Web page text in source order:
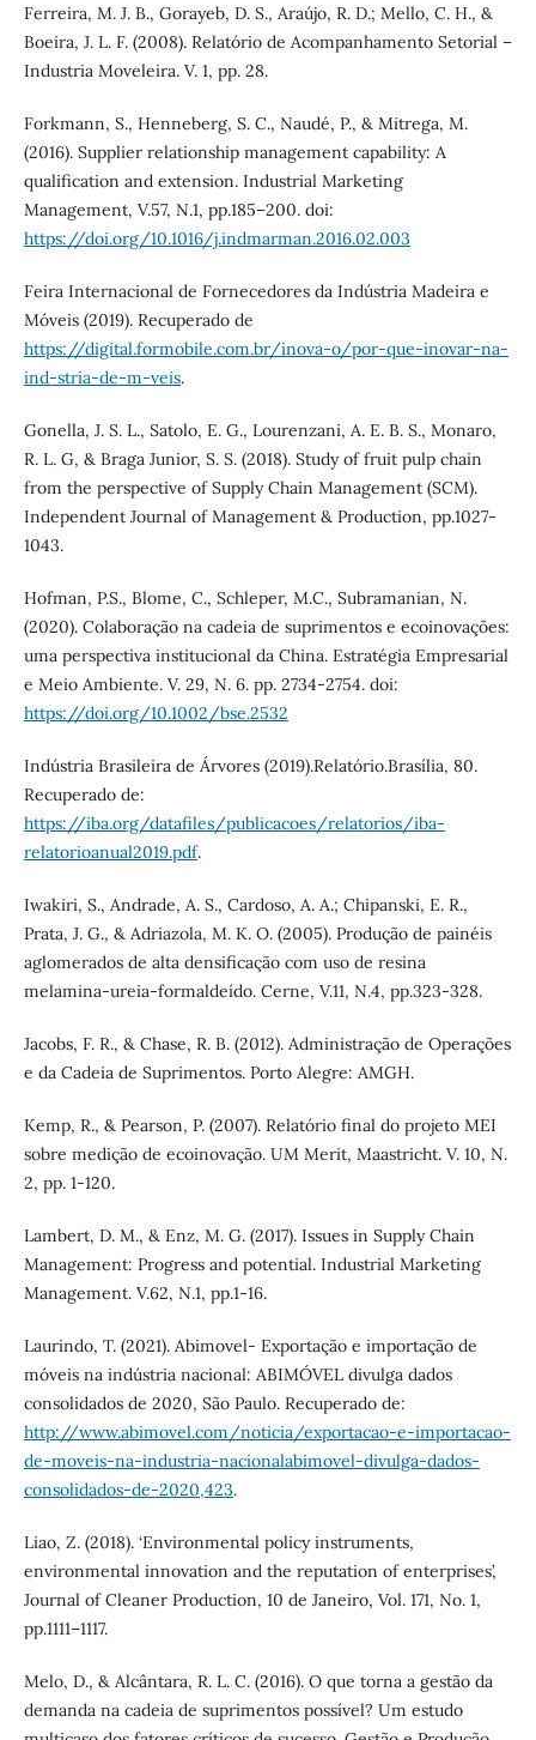
Ferreira, M. J. B., Gorayeb, D. S., Araújo, R. D.; Mello, C. H., &
Boeira, J. L. F. (2008). Relatório de Acompanhamento Setorial –
Industria Moveleira. V. 1, pp. 28.
Forkmann, S., Henneberg, S. C., Naudé, P., & Mitrega, M.
(2016). Supplier relationship management capability: A
qualification and extension. Industrial Marketing
Management, V.57, N.1, pp.185–200. doi:
https://doi.org/10.1016/j.indmarman.2016.02.003
Feira Internacional de Fornecedores da Indústria Madeira e
Móveis (2019). Recuperado de
https://digital.formobile.com.br/inova-o/por-que-inovar-na-
ind-stria-de-m-veis.
Gonella, J. S. L., Satolo, E. G., Lourenzani, A. E. B. S., Monaro,
R. L. G, & Braga Junior, S. S. (2018). Study of fruit pulp chain
from the perspective of Supply Chain Management (SCM).
Independent Journal of Management & Production, pp.1027-
1043.
Hofman, P.S., Blome, C., Schleper, M.C., Subramanian, N.
(2020). Colaboração na cadeia de suprimentos e ecoinovações:
uma perspectiva institucional da China. Estratégia Empresarial
e Meio Ambiente. V. 29, N. 6. pp. 2734-2754. doi:
https://doi.org/10.1002/bse.2532
Indústria Brasileira de Árvores (2019).Relatório.Brasília, 80.
Recuperado de:
https://iba.org/datafiles/publicacoes/relatorios/iba-
relatorioanual2019.pdf.
Iwakiri, S., Andrade, A. S., Cardoso, A. A.; Chipanski, E. R.,
Prata, J. G., & Adriazola, M. K. O. (2005). Produção de painéis
aglomerados de alta densificação com uso de resina
melamina-ureia-formaldeído. Cerne, V.11, N.4, pp.323-328.
Jacobs, F. R., & Chase, R. B. (2012). Administração de Operações
e da Cadeia de Suprimentos. Porto Alegre: AMGH.
Kemp, R., & Pearson, P. (2007). Relatório final do projeto MEI
sobre medição de ecoinovação. UM Merit, Maastricht. V. 10, N.
2, pp. 1-120.
Lambert, D. M., & Enz, M. G. (2017). Issues in Supply Chain
Management: Progress and potential. Industrial Marketing
Management. V.62, N.1, pp.1-16.
Laurindo, T. (2021). Abimovel- Exportação e importação de
móveis na indústria nacional: ABIMÓVEL divulga dados
consolidados de 2020, São Paulo. Recuperado de:
http://www.abimovel.com/noticia/exportacao-e-importacao-
de-moveis-na-industria-nacionalabimovel-divulga-dados-
consolidados-de-2020,423.
Liao, Z. (2018). ‘Environmental policy instruments,
environmental innovation and the reputation of enterprises’,
Journal of Cleaner Production, 10 de Janeiro, Vol. 171, No. 1,
pp.1111–1117.
Melo, D., & Alcântara, R. L. C. (2016). O que torna a gestão da
demanda na cadeia de suprimentos possível? Um estudo